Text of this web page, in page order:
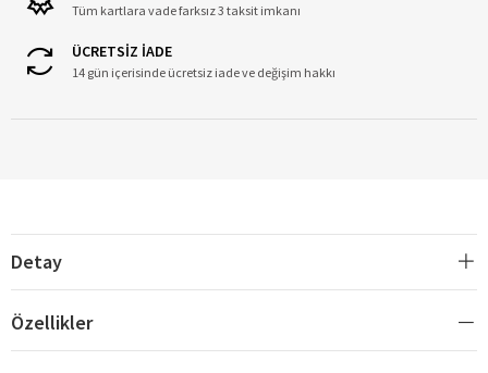
Tüm kartlara vade farksız 3 taksit imkanı
ÜCRETSİZ İADE
14 gün içerisinde ücretsiz iade ve değişim hakkı
Detay
Özellikler